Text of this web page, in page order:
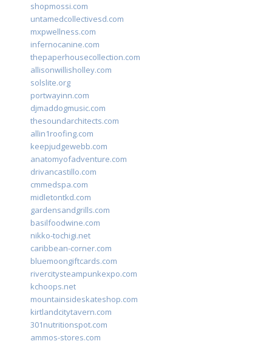
shopmossi.com
untamedcollectivesd.com
mxpwellness.com
infernocanine.com
thepaperhousecollection.com
allisonwillisholley.com
solslite.org
portwayinn.com
djmaddogmusic.com
thesoundarchitects.com
allin1roofing.com
keepjudgewebb.com
anatomyofadventure.com
drivancastillo.com
cmmedspa.com
midletontkd.com
gardensandgrills.com
basilfoodwine.com
nikko-tochigi.net
caribbean-corner.com
bluemoongiftcards.com
rivercitysteampunkexpo.com
kchoops.net
mountainsideskateshop.com
kirtlandcitytavern.com
301nutritionspot.com
ammos-stores.com